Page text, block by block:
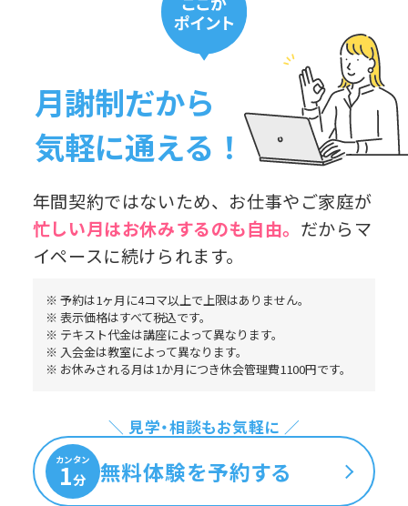
月謝制だから
気軽に通える！
年間契約ではないため、お仕事やご家庭が
忙しい月はお休みするのも自由。 だからマ
イペースに続けられます。
※ 予約は1ヶ月に4コマ以上で上限はありません。
※ 表示価格はすべて税込です。
※ テキスト代金は講座によって異なります。
※ 入会金は教室によって異なります。
※ お休みされる月は1か月につき休会管理費1100円です。
＼ 見学・相談もお気軽に ／
カンタン
1分 無料体験を予約する